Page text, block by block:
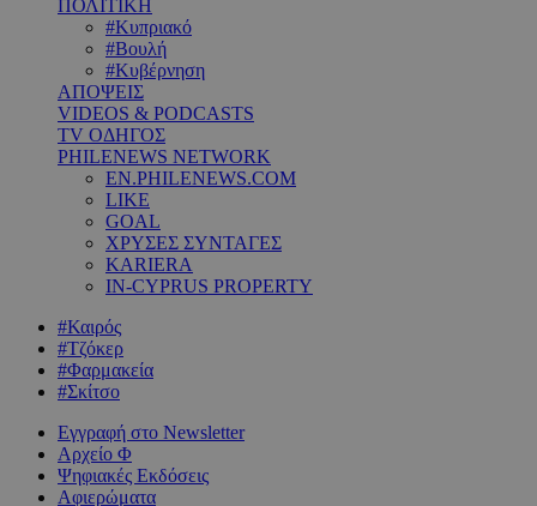
ΠΟΛΙΤΙΚΗ
#Κυπριακό
#Βουλή
#Κυβέρνηση
ΑΠΟΨΕΙΣ
VIDEOS & PODCASTS
TV ΟΔΗΓΟΣ
PHILENEWS NETWORK
EN.PHILENEWS.COM
LIKE
GOAL
ΧΡΥΣΕΣ ΣΥΝΤΑΓΕΣ
KARIERA
IN-CYPRUS PROPERTY
#Καιρός
#Τζόκερ
#Φαρμακεία
#Σκίτσο
Εγγραφή στο Newsletter
Αρχείο Φ
Ψηφιακές Εκδόσεις
Αφιερώματα